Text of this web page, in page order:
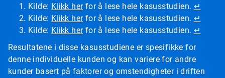
Kilde: Klikk herfor å lese hele kasusstudien. ↵
Kilde: Klikk herfor å lese hele kasusstudien. ↵
Kilde: Klikk herfor å lese hele kasusstudien. ↵
Resultatene i disse kasusstudiene er spesifikke for
denne individuelle kunden og kan variere for andre
kunder basert på faktorer og omstendigheter i driften